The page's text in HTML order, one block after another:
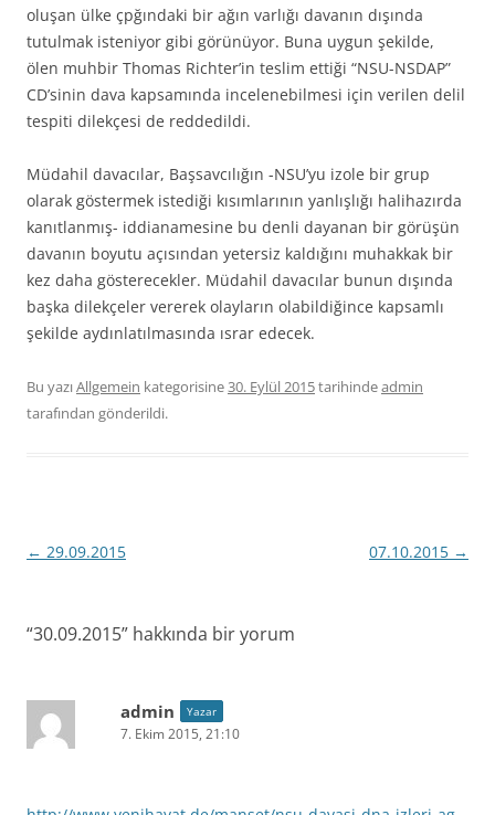
oluşan ülke çpğındaki bir ağın varlığı davanın dışında
tutulmak isteniyor gibi görünüyor. Buna uygun şekilde,
ölen muhbir Thomas Richter’in teslim ettiği “NSU-NSDAP”
CD’sinin dava kapsamında incelenebilmesi için verilen delil
tespiti dilekçesi de reddedildi.
Müdahil davacılar, Başsavcılığın -NSU’yu izole bir grup
olarak göstermek istediği kısımlarının yanlışlığı halihazırda
kanıtlanmış- iddianamesine bu denli dayanan bir görüşün
davanın boyutu açısından yetersiz kaldığını muhakkak bir
kez daha gösterecekler. Müdahil davacılar bunun dışında
başka dilekçeler vererek olayların olabildiğince kapsamlı
şekilde aydınlatılmasında ısrar edecek.
Bu yazıAllgemein kategorisine30. Eylül 2015tarihindeadmin
tarafından gönderildi.
Yazı
← 29.09.2015 07.10.2015 →
“30.09.2015” hakkında bir yorum
admin Yazar
7. Ekim 2015, 21:10